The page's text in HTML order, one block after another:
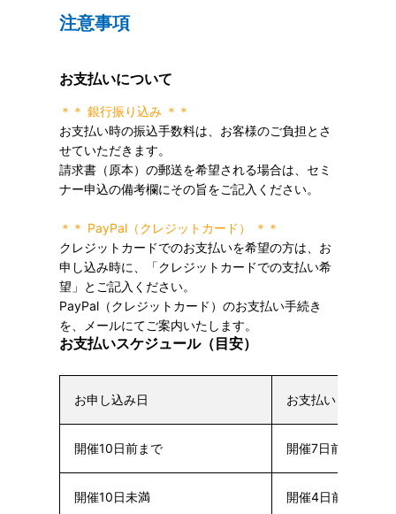
注意事項
お支払いについて
＊＊ 銀行振り込み ＊＊
お支払い時の振込手数料は、お客様のご負担とさ
せていただきます。
請求書（原本）の郵送を希望される場合は、セミ
ナー申込の備考欄にその旨をご記入ください。
＊＊ PayPal（クレジットカード） ＊＊
クレジットカードでのお支払いを希望の方は、お
申し込み時に、「クレジットカードでの支払い希
望」とご記入ください。
PayPal（クレジットカード）のお支払い手続き
を、メールにてご案内いたします。
お支払いスケジュール（目安）
お申し込み日 お支払い日
開催10日前まで 開催7日前まで
開催10日未満 開催4日前まで